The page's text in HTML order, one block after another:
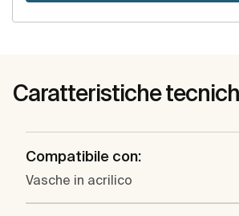
Caratteristiche
Compatibile con:
Vasche in acrilico